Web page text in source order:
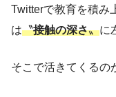
Twitterで教育を積み
は〝接触の深さ〟に
そこで活きてくるの